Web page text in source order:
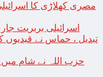
مصری کھلاڑی کا
اسرائیلی بربریت
تبدیل ، حماس نے